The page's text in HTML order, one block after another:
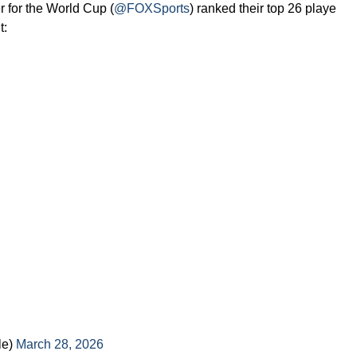
for the World Cup (@FOXSports) ranked their top 26
March 28, 2026